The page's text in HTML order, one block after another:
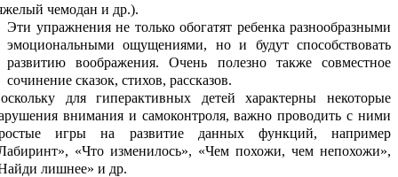
чемодан и др.).
Эти упражнения не только обогатят ребенка разнообразными
эмоциональными ощущениями, но и будут способствовать
развитию воображения. Очень полезно также совместное
сочинение сказок, стихов, рассказов.
для гиперактивных детей характерны некоторые
внимания и самоконтроля, важно проводить с ними
игры на развитие данных функций, например
«Что изменилось», «Чем похожи, чем непохожи»,
лишнее» и др.